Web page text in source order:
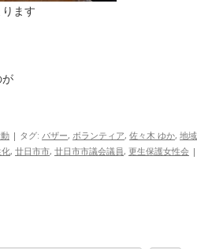
ます
| タグ: バザー, ボランティア, 佐々木 ゆか, 地域
, 廿日市市, 廿日市市議会議員, 更生保護女性会 |